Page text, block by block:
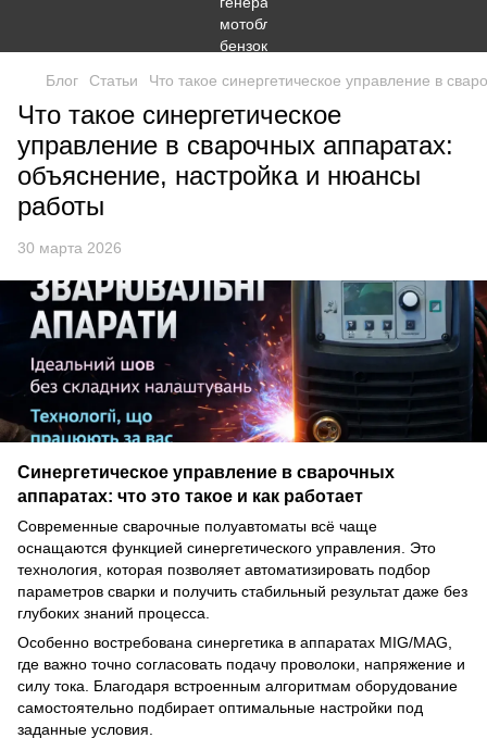
Блог Статьи Что такое синергетическое управление в
Что такое синергетическое
управление в сварочных аппаратах:
объяснение, настройка и нюансы
работы
30 марта 2026
Синергетическое управление в сварочных
аппаратах: что это такое и как работает
Современные сварочные полуавтоматы всё чаще
оснащаются функцией синергетического управления. Это
технология, которая позволяет автоматизировать подбор
параметров сварки и получить стабильный результат даже без
глубоких знаний процесса.
Особенно востребована синергетика в аппаратах MIG/MAG,
где важно точно согласовать подачу проволоки, напряжение и
силу тока. Благодаря встроенным алгоритмам оборудование
самостоятельно подбирает оптимальные настройки под
заданные условия.